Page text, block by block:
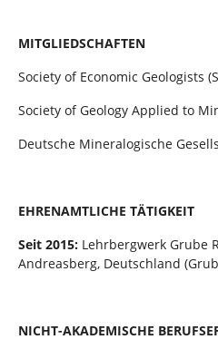
MITGLIEDSCHAFTEN
Society of Economic Geologists
Society of Geology Applied to
Deutsche Mineralogische
EHRENAMTLICHE TÄTIGKEIT
Seit 2015: Lehrbergwerk Grube
Andreasberg, Deutschland
NICHT-AKADEMISCHE